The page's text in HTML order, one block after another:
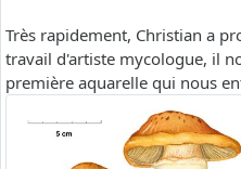
Très rapidement, Christian a
travail d'artiste mycologue, il
première aquarelle qui nous